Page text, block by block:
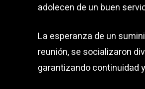
adolecen de un buen
La esperanza de un
reunión, se socializaron
garantizando continuidad